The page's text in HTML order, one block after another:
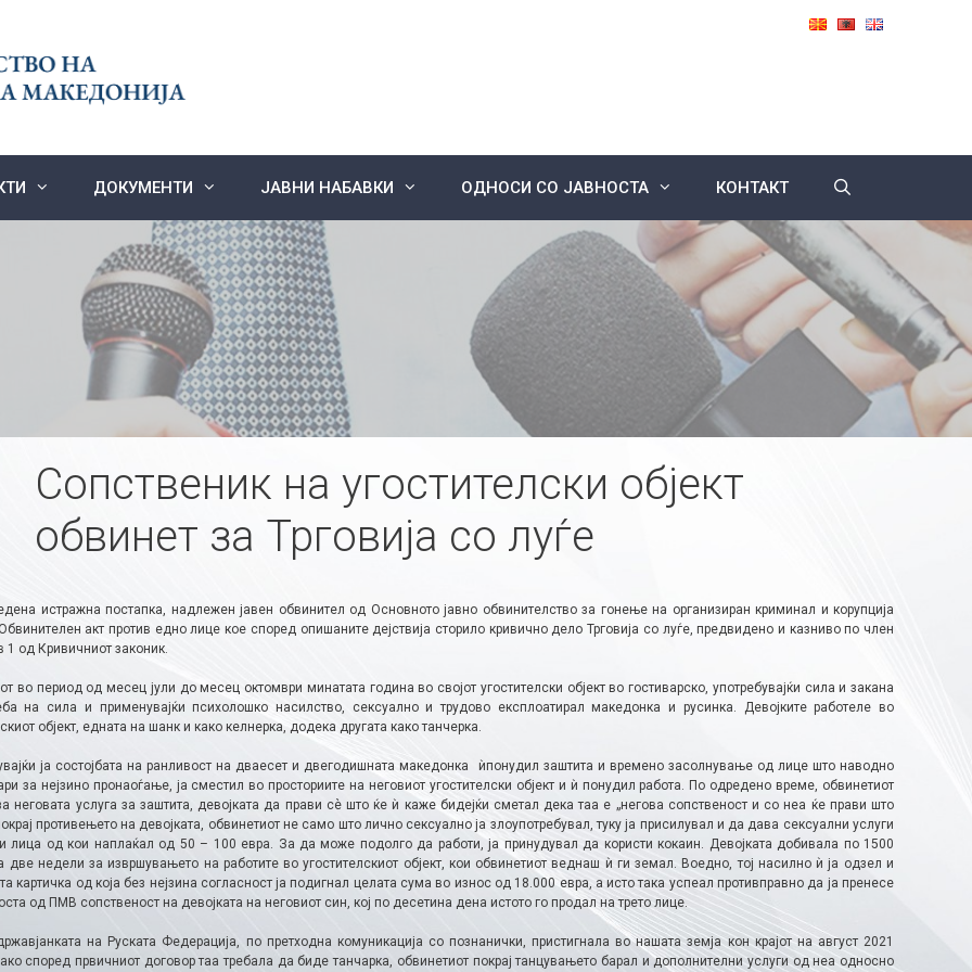
ДОКУМЕНТИ ЈАВНИ НАБАВКИ ОДНОСИ СО ЈАВНОСТА КОНТАКТ
Сопственик на угостителски објект
обвинет за Трговија со луѓе
истражна постапка, надлежен јавен обвинител од Основното јавно обвинителство за гонење на организиран криминал и корупција
акт против едно лице кое според опишаните дејствија сторило кривично дело Трговија со луѓе, предвидено и казниво по член
1 од Кривичниот законик.
во период од месец јули до месец октомври минатата година во својот угостителски објект во гостиварско, употребувајќи сила и закана
на сила и применувајќи психолошко насилство, сексуално и трудово експлоатирал македонка и русинка. Девојките работеле во
објект, едната на шанк и како келнерка, додека другата како танчерка.
ја состојбата на ранливост на дваесет и двегодишната македонка ѝпонудил заштита и времено засолнување од лице што наводно
за нејзино пронаоѓање, ја сместил во просториите на неговиот угостителски објект и ѝ понудил работа. По одредено време, обвинетиот
неговата услуга за заштита, девојката да прави сѐ што ќе ѝ каже бидејќи сметал дека таа е „негова сопственост и со неа ќе прави што
противењето на девојката, обвинетиот не само што лично сексуално ја злоупотребувал, туку ја присилувал и да дава сексуални услуги
лица од кои наплаќал од 50 – 100 евра. За да може подолго да работи, ја принудувал да користи кокаин. Девојката добивала по 1500
две недели за извршувањето на работите во угостителскиот објект, кои обвинетиот веднаш ѝ ги земал. Воедно, тој насилно ѝ ја одзел и
картичка од која без нејзина согласност ја подигнал целата сума во износ од 18.000 евра, а исто така успеал противправно да ја пренесе
од ПМВ сопственост на девојката на неговиот син, кој по десетина дена истото го продал на трето лице.
на Руската Федерација, по претходна комуникација со познанички, пристигнала во нашата земја кон крајот на август 2021
според првичниот договор таа требала да биде танчарка, обвинетиот покрај танцувањето барал и дополнителни услуги од неа односно